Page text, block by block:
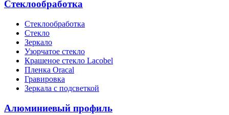
Стеклообработка
Стеклообработка
Стекло
Зеркало
Узорчатое стекло
Крашеное стекло Lacobel
Пленка Oracal
Гравировка
Зеркала с подсветкой
Алюминиевый профиль